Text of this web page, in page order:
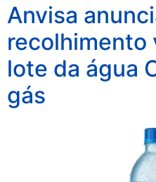
Anvisa
recolhimento
lote da água
gás